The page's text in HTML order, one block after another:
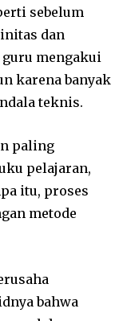
sebelum
dan
mengakui
karena banyak
teknis.
paling
pelajaran,
itu, proses
metode
bahwa